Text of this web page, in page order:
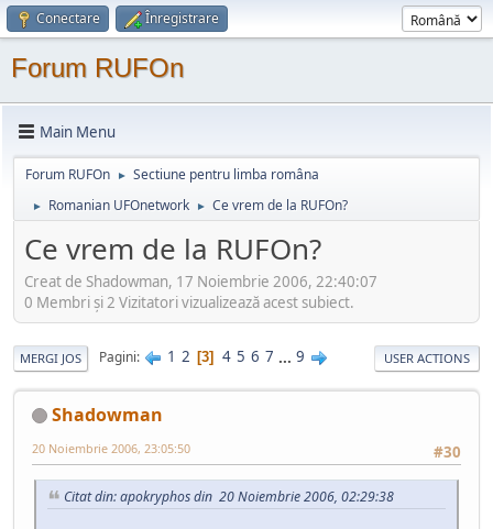
Conectare Înregistrare
Forum RUFOn
Main Menu
Forum RUFOn ► Sectiune pentru limba româna
► Romanian UFOnetwork ► Ce vrem de la RUFOn?
Ce vrem de la RUFOn?
Creat de Shadowman, 17 Noiembrie 2006, 22:40:07
0 Membri şi 2 Vizitatori vizualizează acest subiect.
MERGI JOS Pagini 1 2 3 4 5 6 7 ... 9 USER ACTIONS
Shadowman
#30
20 Noiembrie 2006, 23:05:50
Citat din: apokryphos din 20 Noiembrie 2006, 02:29:38